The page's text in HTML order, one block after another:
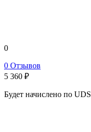
0
0 Отзывов
5 360 ₽
Будет начислено по UDS